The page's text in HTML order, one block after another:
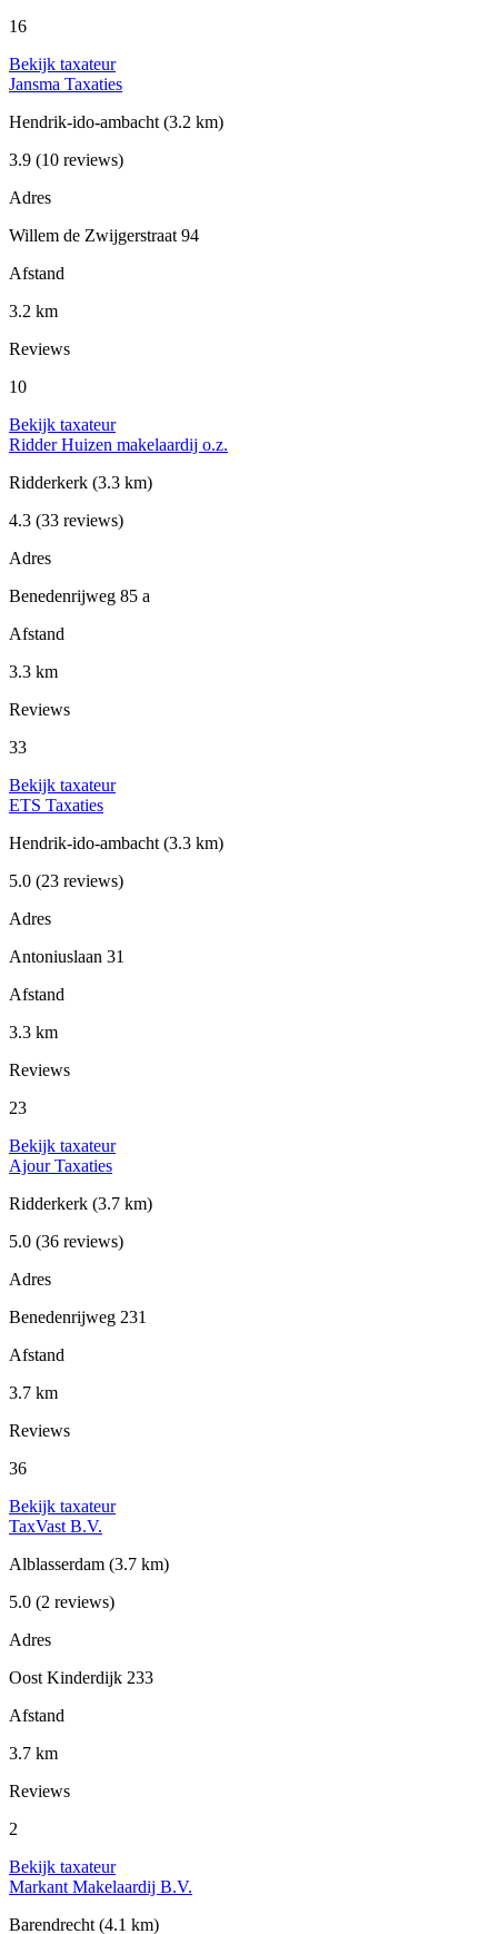
16
Bekijk taxateur
Jansma Taxaties
Hendrik-ido-ambacht (3.2 km)
3.9 (10 reviews)
Adres
Willem de Zwijgerstraat 94
Afstand
3.2 km
Reviews
10
Bekijk taxateur
Ridder Huizen makelaardij o.z.
Ridderkerk (3.3 km)
4.3 (33 reviews)
Adres
Benedenrijweg 85 a
Afstand
3.3 km
Reviews
33
Bekijk taxateur
ETS Taxaties
Hendrik-ido-ambacht (3.3 km)
5.0 (23 reviews)
Adres
Antoniuslaan 31
Afstand
3.3 km
Reviews
23
Bekijk taxateur
Ajour Taxaties
Ridderkerk (3.7 km)
5.0 (36 reviews)
Adres
Benedenrijweg 231
Afstand
3.7 km
Reviews
36
Bekijk taxateur
TaxVast B.V.
Alblasserdam (3.7 km)
5.0 (2 reviews)
Adres
Oost Kinderdijk 233
Afstand
3.7 km
Reviews
2
Bekijk taxateur
Markant Makelaardij B.V.
Barendrecht (4.1 km)